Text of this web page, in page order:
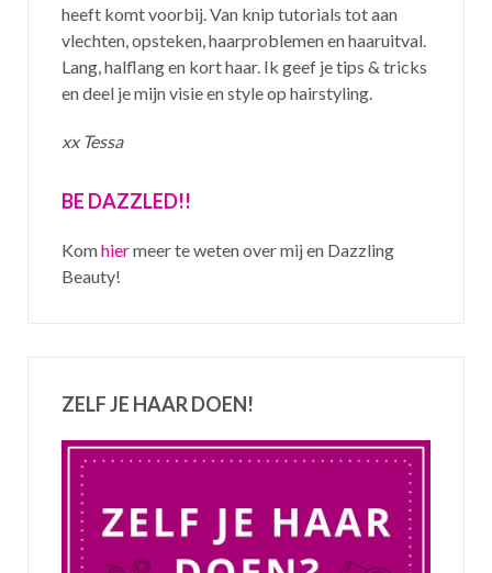
heeft komt voorbij. Van knip tutorials tot aan
vlechten, opsteken, haarproblemen en haaruitval.
Lang, halflang en kort haar. Ik geef je tips & tricks
en deel je mijn visie en style op hairstyling.
xx Tessa
BE DAZZLED!!
Komhiermeer te weten over mij en Dazzling
Beauty!
ZELF JE HAAR DOEN!